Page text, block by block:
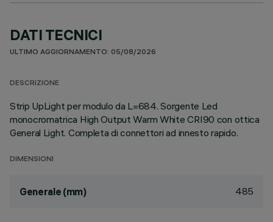
DATI TECNICI
ULTIMO AGGIORNAMENTO: 05/08/2026
DESCRIZIONE
Strip UpLight per modulo da L=684. Sorgente Led
monocromatrica High Output Warm White CRI90 con ottica
General Light. Completa di connettori ad innesto rapido.
DIMENSIONI
Generale (mm) 485